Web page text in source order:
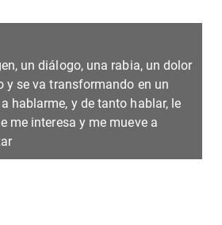
un diálogo, una rabia, un dolor
y se va transformando en un
hablarme, y de tanto hablar, le
me interesa y me mueve a